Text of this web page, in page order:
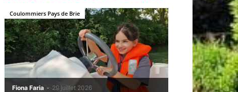
Fiona Faria - 29 juillet 2026
Coulommiers Pays de Brie